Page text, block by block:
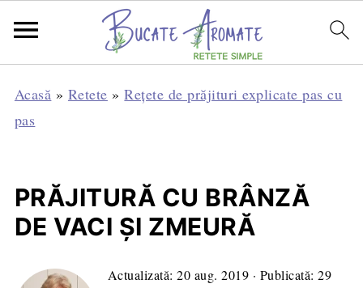
Acasă » Retete »Rețete de prăjituri explicate pas cu
pas
PRĂJITURĂ CU BRÂNZĂ
DE VACI ȘI ZMEURĂ
Actualizată:20 aug. 2019 · Publicată:29